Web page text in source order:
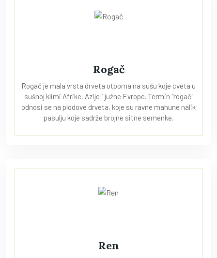
Rogač
Rogač je mala vrsta drveta otporna na sušu koje cveta u
sušnoj klimi Afrike, Azije i južne Evrope. Termin "rogač"
odnosi se na plodove drveta, koje su ravne mahune nalik
pasulju koje sadrže brojne sitne semenke.
Ren